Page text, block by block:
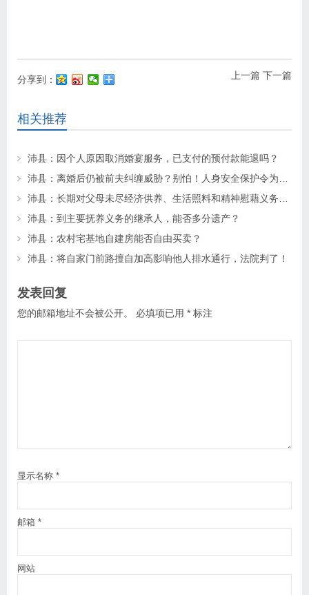
上一篇 下一篇
分享到：
相关推荐
沛县：因个人原因取消婚宴服务，已支付的预付款能退吗？
沛县：到主要抚养义务的继承人，能否多分遗产？
沛县：农村宅基地自建房能否自由买卖？
沛县：将自家门前路擅自加高影响他人排水通行，法院判了！
发表回复
您的邮箱地址不会被公开。 必填项已用 * 标注
显示名称 *
邮箱 *
网站